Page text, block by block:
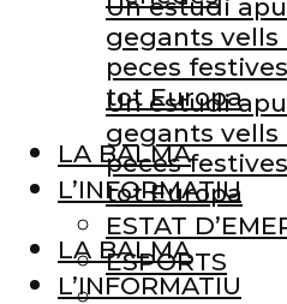
Un estudi
gegants vells
peces
tot Europa
LA BALMA
L’INFORMATIU
ESTAT
ESPORTS
Un estudi
gegants vells
peces
tot Europa
LA BALMA
L’INFORMATIU